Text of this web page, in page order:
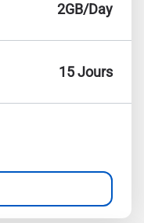
2GB/Day
15 Jours